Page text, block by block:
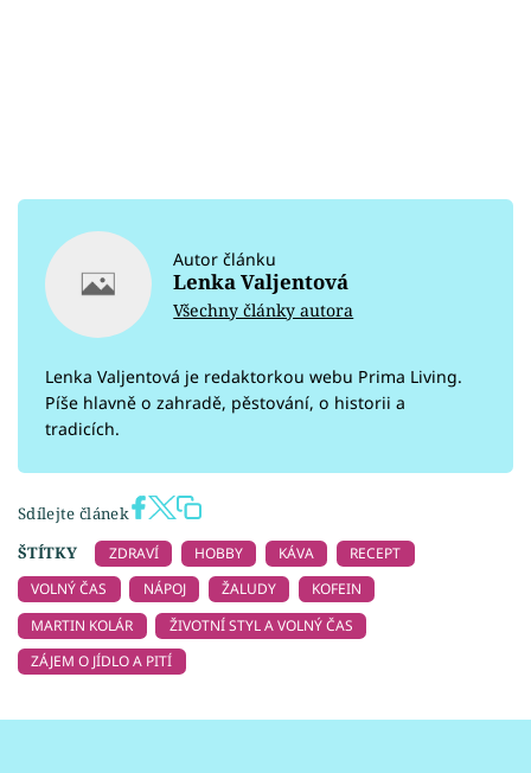
Autor článku
Lenka Valjentová
Všechny články autora
Lenka Valjentová je redaktorkou webu Prima Living.
Píše hlavně o zahradě, pěstování, o historii a
tradicích.
Sdílejte článek
ŠTÍTKY
ZDRAVÍ HOBBY KÁVA
RECEPT
VOLNÝ ČAS
NÁPOJ ŽALUDY
KOFEIN
MARTIN KOLÁR
ŽIVOTNÍ STYL A VOLNÝ ČAS
ZÁJEM O JÍDLO A PITÍ